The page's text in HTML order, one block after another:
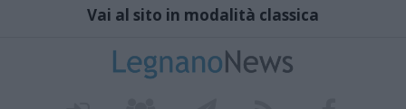
Vai al sito in modalità classica